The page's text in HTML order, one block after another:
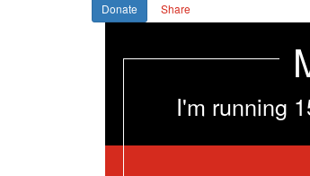
Donate Share
I'm running